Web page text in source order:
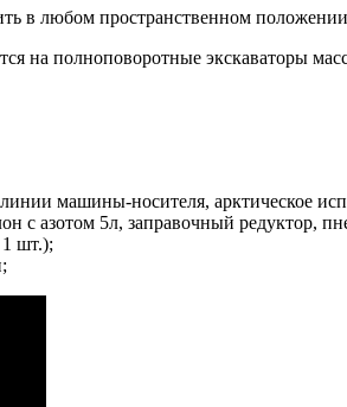
в любом пространственном
на полноповоротные экскаваторы
машины-носителя, арктическое
с азотом 5л, заправочный редуктор,
шт.);